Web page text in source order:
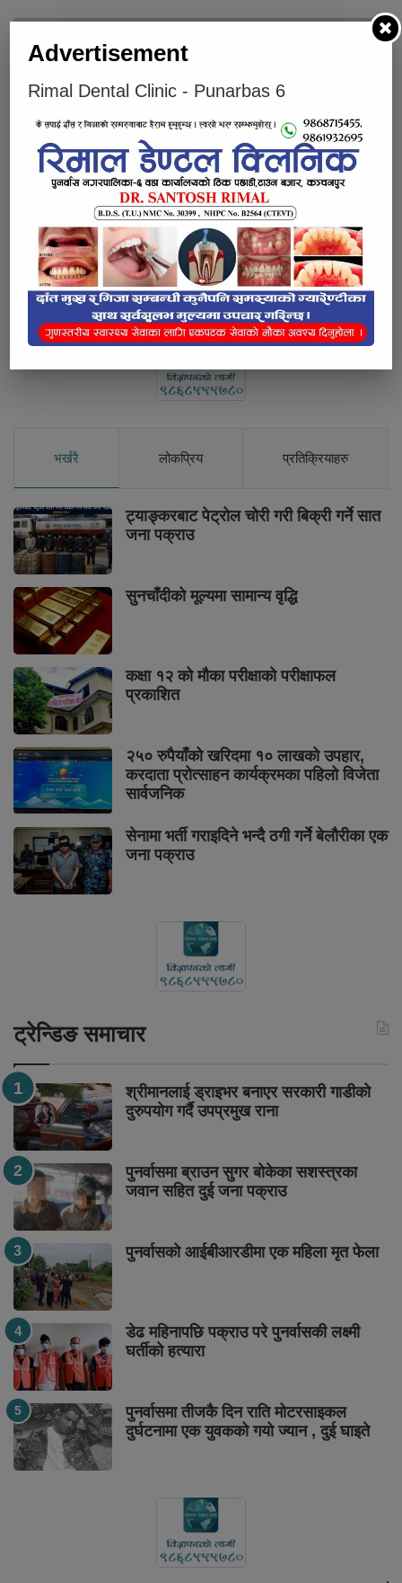
पुनर्वासमा सञ्चालित वडाध्यक्ष कप सम्पन्न, झिलमिला युवा समाजले
लियो उपाधी
Below Comments Ad
भर्खरै लोकप्रिय प्रतिक्रियाहरु
ट्याङ्करबाट पेट्रोल चोरी गरी बिक्री गर्ने सात
जना पक्राउ
सुनचाँदीको मूल्यमा सामान्य वृद्धि
कक्षा १२ को मौका परीक्षाको परीक्षाफल
प्रकाशित
२५० रुपैयाँको खरिदमा १० लाखको उपहार,
करदाता प्रोत्साहन कार्यक्रमका पहिलो विजेता
सार्वजनिक
सेनामा भर्ती गराइदिने भन्दै ठगी गर्ने बेलौरीका एक
जना पक्राउ
ट्रेन्डिङ समाचार
श्रीमानलाई ड्राइभर बनाएर सरकारी गाडीको
दुरुपयोग गर्दै उपप्रमुख राना
पुनर्वासमा ब्राउन सुगर बोकेका सशस्त्रका
जवान सहित दुई जना पक्राउ
पुनर्वासको आईबीआरडीमा एक महिला मृत फेला
डेढ महिनापछि पक्राउ परे पुनर्वासकी लक्ष्मी
घर्तीको हत्यारा
पुनर्वासमा तीजकै दिन राति मोटरसाइकल
दुर्घटनामा एक युवकको गयो ज्यान , दुई घाइते
Advertisement
Rimal Dental Clinic - Punarbas 6